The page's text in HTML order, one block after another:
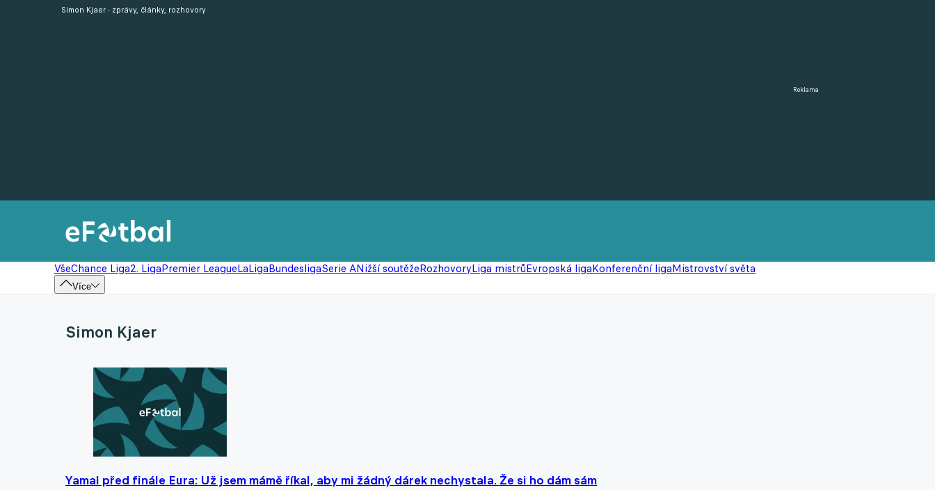
Reklama
VšeChance Liga2. LigaPremier LeagueLaLigaBundesligaSerie ANižší soutěžeRozhovoryLiga mistrůEvropská ligaKonferenční ligaMistrovství světa
Více
Simon Kjaer - zprávy, články, rozhovory
Simon Kjaer
Yamal před finále Eura: Už jsem mámě říkal, aby mi žádný dárek nechystala. Že si ho dám sám